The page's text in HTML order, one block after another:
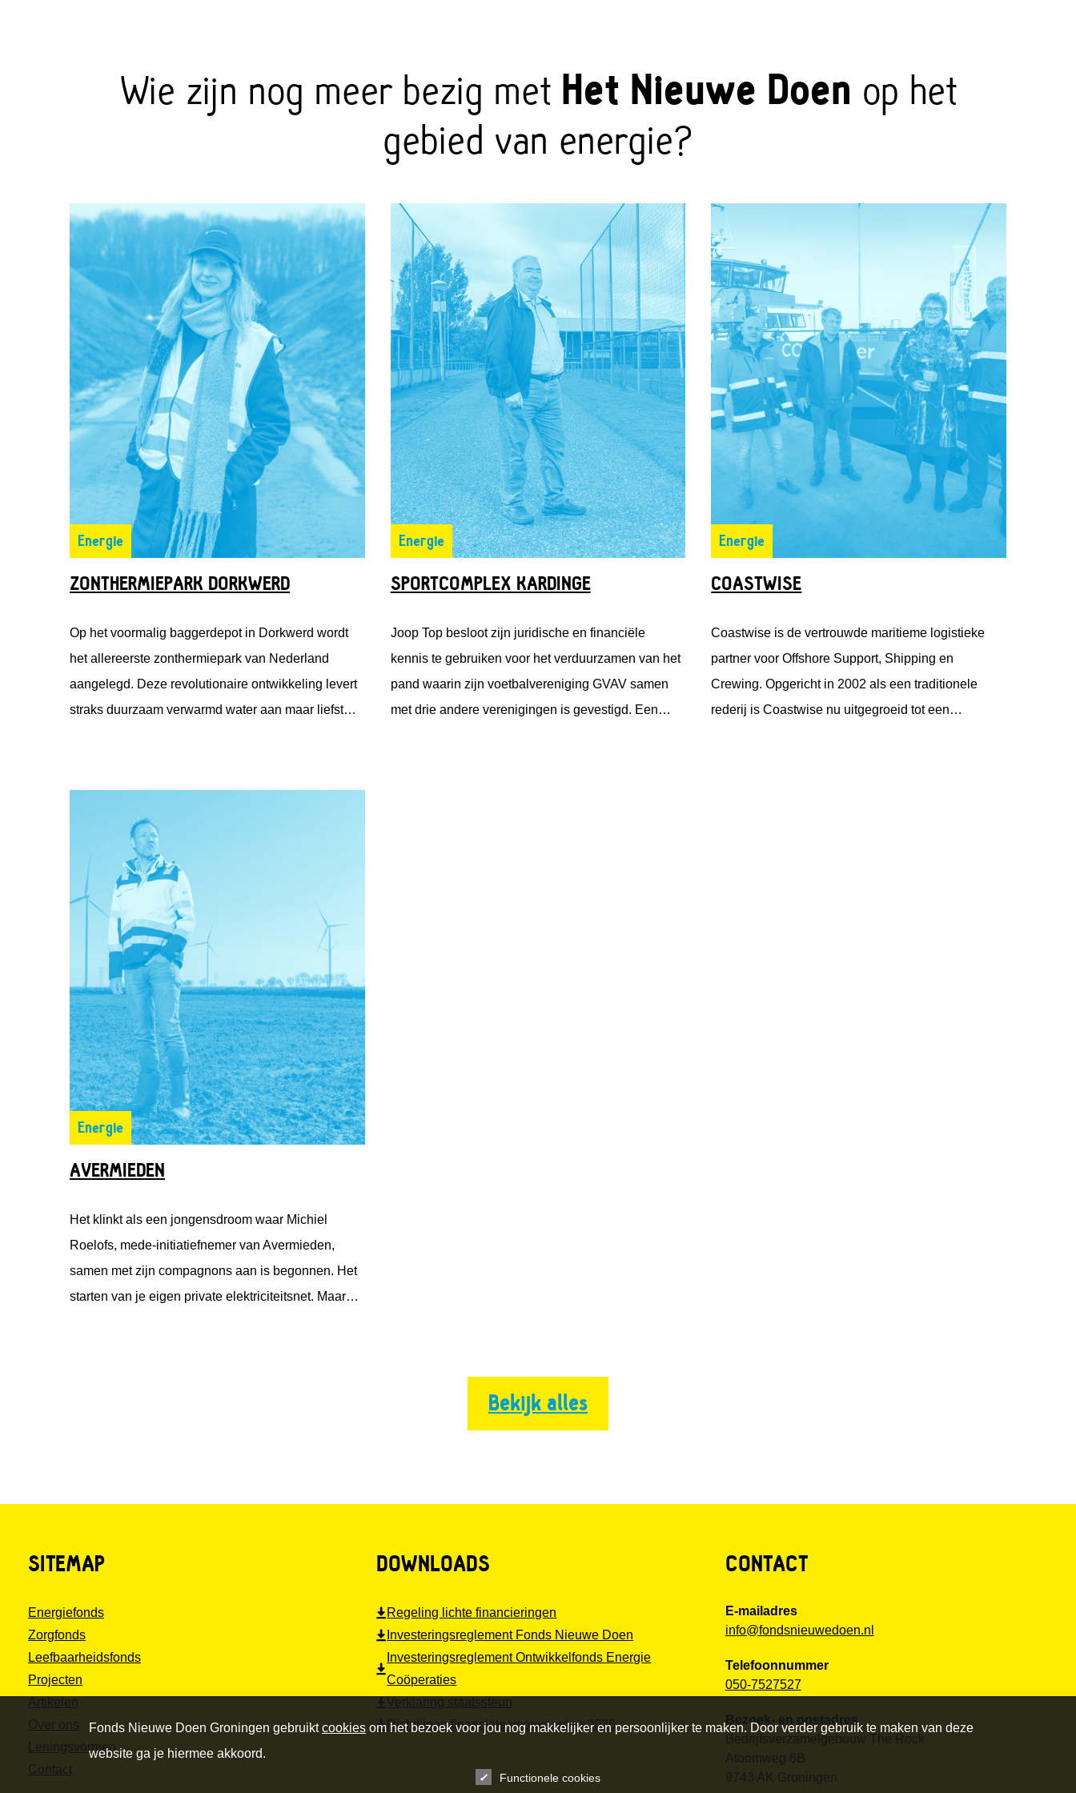
Wie zijn nog meer bezig met Het Nieuwe Doen op het
gebied van energie?
Energie
ZONTHERMIEPARK DORKWERD
Op het voormalig baggerdepot in Dorkwerd wordt
het allereerste zonthermiepark van Nederland
aangelegd. Deze revolutionaire ontwikkeling levert
straks duurzaam verwarmd water aan maar liefst
aan bij Fonds Nieuwe Doen.
Energie
SPORTCOMPLEX KARDINGE
Joop Top besloot zijn juridische en financiële
kennis te gebruiken voor het verduurzamen van het
pand waarin zijn voetbalvereniging GVAV samen
met drie andere verenigingen is gevestigd. Een
Energie
COASTWISE
Coastwise is de vertrouwde maritieme logistieke
partner voor Offshore Support, Shipping en
Crewing. Opgericht in 2002 als een traditionele
rederij is Coastwise nu uitgegroeid tot een
Energie
AVERMIEDEN
Het klinkt als een jongensdroom waar Michiel
Roelofs, mede-initiatiefnemer van Avermieden,
samen met zijn compagnons aan is begonnen. Het
starten van je eigen private elektriciteitsnet. Maar
Bekijk alles
SITEMAP
Energiefonds
Zorgfonds
Leefbaarheidsfonds
Projecten
Artikelen
Over ons
Leningsvormen
Contact
DOWNLOADS
Regeling lichte financieringen
Investeringsreglement Fonds Nieuwe Doen
Investeringsreglement Ontwikkelfonds Energie
Coöperaties
Verklaring staatssteun
Richtlijnen financiële voorwaarden 2026
CONTACT
E-mailadres
info@fondsnieuwedoen.nl
Telefoonnummer
050-7527527
Bezoek- en postadres
Bedrijfsverzamelgebouw The Rock
Atoomweg 6B
9743 AK Groningen
Fonds Nieuwe Doen Groningen gebruiktcookies om het bezoek voor jou nog makkelijker en persoonlijker te maken. Door verder gebruik te maken van deze
website ga je hiermee akkoord.
Functionele cookies